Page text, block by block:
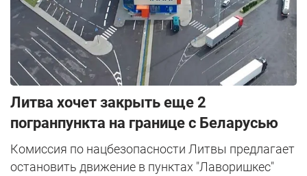
Литва хочет закрыть еще 2
погранпункта на границе с Беларусью
Комиссия по нацбезопасности Литвы предлагает
остановить движение в пунктах "Лаворишкес"